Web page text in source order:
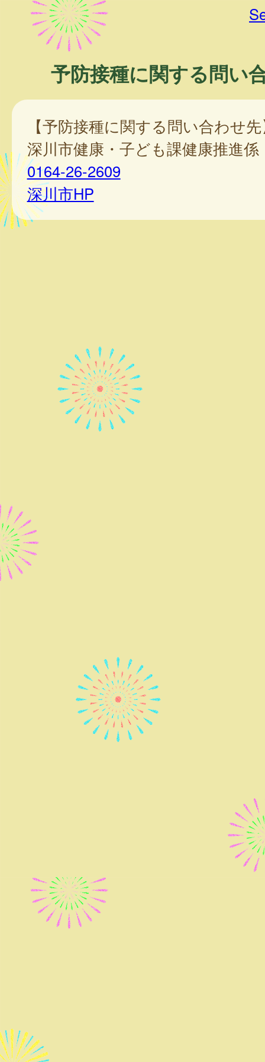
予防接種に関する問い
【予防接種に関する問い合わせ
深川市健康・子ども課健康推進係
0164-26-2609
深川市HP